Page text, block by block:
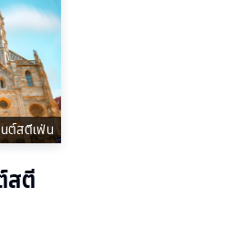
นต์สตีเฟ่น
สตี